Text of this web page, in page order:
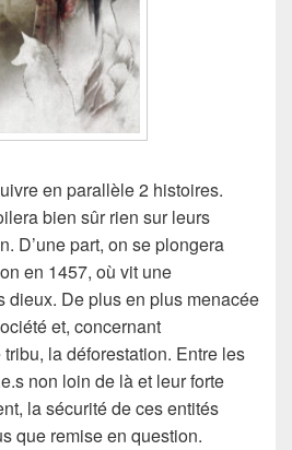
en parallèle 2 histoires.
bien sûr rien sur leurs
D’une part, on se plongera
en 1457, où vit une
dieux. De plus en plus menacée
et, concernant
la déforestation. Entre les
non loin de là et leur forte
la sécurité de ces entités
que remise en question.